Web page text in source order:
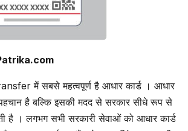
में सबसे महत्वपूर्ण है आधार कार्ड । आधार
है बल्कि इसकी मदद से सरकार सीधे रूप से
है । लगभग सभी सरकारी सेवाओं को आधार कार्ड